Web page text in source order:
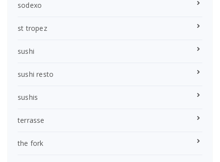
sodexo
st tropez
sushi
sushi resto
sushis
terrasse
the fork